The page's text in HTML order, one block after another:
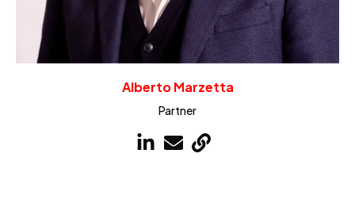
Alberto Marzetta
Partner